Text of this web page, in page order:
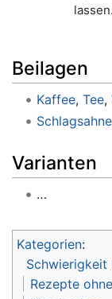
Beilagen
Kaffee, Tee,
Schlagsahne
Varianten
…
Kategorien:
Rezepte